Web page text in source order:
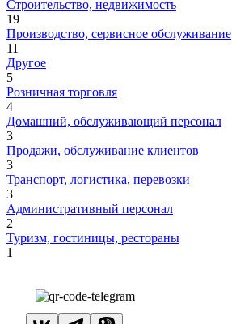
Строительство, недвижимость
19
Производство, сервисное обслуживание
11
Другое
5
Розничная торговля
4
Домашний, обслуживающий персонал
3
Продажи, обслуживание клиентов
3
Транспорт, логистика, перевозки
3
Административный персонал
2
Туризм, гостиницы, рестораны
1